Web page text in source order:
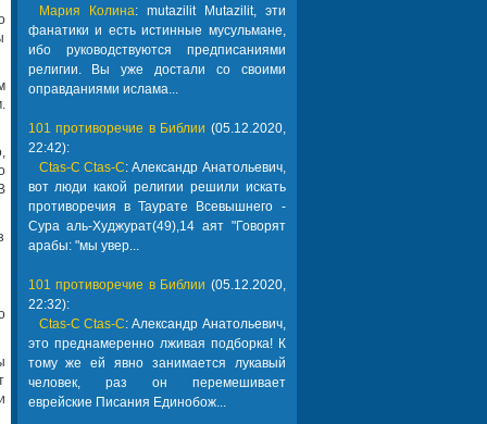
Мария Колина: mutazilit Mutazilit, эти
фанатики и есть истинные мусульмане,
ибо руководствуются предписаниями
религии. Вы уже достали со своими
оправданиями ислама...
101 противоречие в Библии (05.12.2020,
22:42):
Ctas-C Ctas-C: Александр Анатольевич,
вот люди какой религии решили искать
противоречия в Таурате Всевышнего -
Сура аль-Худжурат(49),14 аят "Говорят
арабы: "мы увер...
101 противоречие в Библии (05.12.2020,
22:32):
Ctas-C Ctas-C: Александр Анатольевич,
это преднамеренно лживая подборка! К
тому же ей явно занимается лукавый
человек, раз он перемешивает
еврейские Писания Единобож...